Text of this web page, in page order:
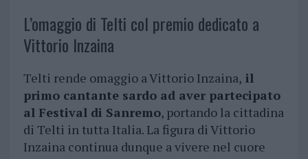
L’omaggio di Telti col premio dedicato a
Vittorio Inzaina
Telti rende omaggio a Vittorio Inzaina, il
primo cantante sardo ad aver partecipato
al Festival di Sanremo, portando la cittadina
di Telti in tutta Italia. La figura di Vittorio
Inzaina continua dunque a vivere nel cuore